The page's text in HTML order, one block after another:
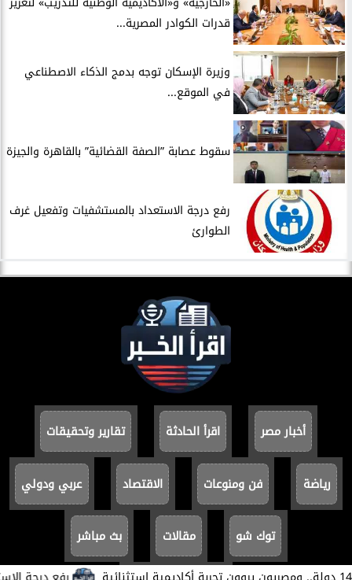
قدرات الكوادر المصرية...
​وزيرة الإسكان توجه بدمج الذكاء الاصطناعي
في الموقع...
سقوط عصابة ”الصفة القضائية” بالقاهرة والجيزة
​رفع درجة الاستعداد بالمستشفيات وتفعيل غرف
الطوارئ
أخبار مصر اقرأ الحادثة تقارير وتحقيقات
رياضة فن ومنوعات الاقتصاد عربي ودولي
توك شو مقالات بث مباشر